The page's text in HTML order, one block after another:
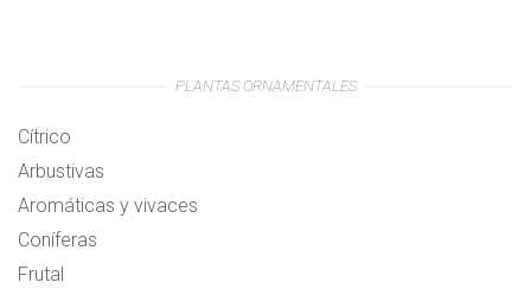
PLANTAS ORNAMENTALES
Cítrico
Arbustivas
Aromáticas y vivaces
Coníferas
Frutal